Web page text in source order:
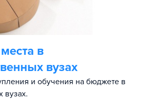
в
вузах
и обучения на бюджете в
вузах.